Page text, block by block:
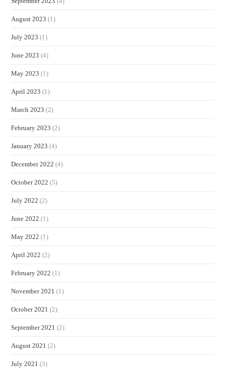
August 2023 (1)
July 2023 (1)
June 2023 (4)
May 2023 (1)
April 2023 (1)
March 2023 (2)
February 2023 (2)
January 2023 (4)
December 2022 (4)
October 2022 (5)
July 2022 (2)
June 2022 (1)
May 2022 (1)
April 2022 (2)
February 2022 (1)
November 2021 (1)
October 2021 (2)
September 2021 (2)
August 2021 (2)
July 2021 (3)